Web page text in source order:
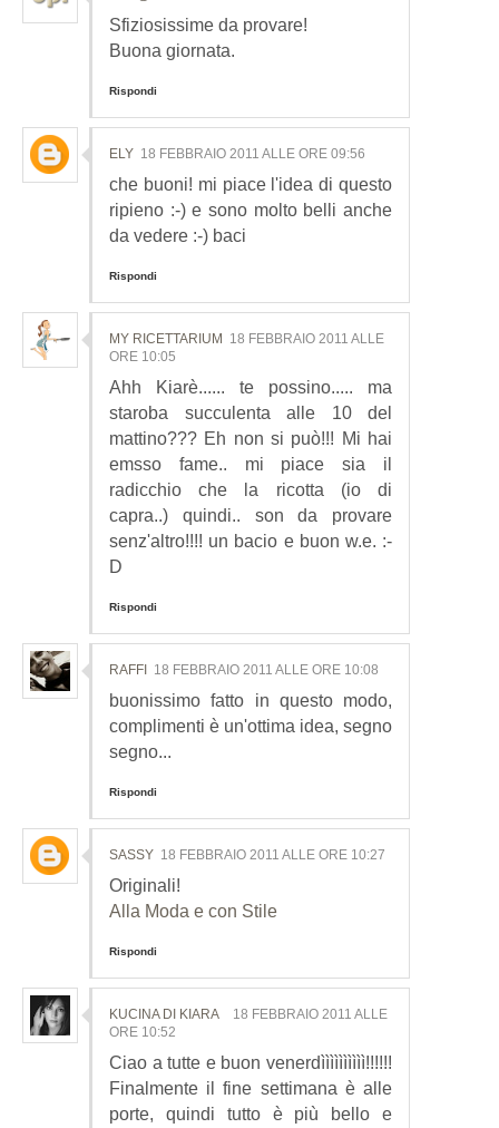
Sfiziosissime da provare!
Buona giornata.
Rispondi
ELY 18 FEBBRAIO 2011 ALLE ORE 09:56
che buoni! mi piace l'idea di questo
ripieno :-) e sono molto belli anche
da vedere :-) baci
Rispondi
MY RICETTARIUM
18 FEBBRAIO 2011 ALLE
ORE 10:05
Ahh Kiarè...... te possino..... ma
staroba succulenta alle 10 del
mattino??? Eh non si può!!! Mi hai
emsso fame.. mi piace sia il
radicchio che la ricotta (io di
capra..) quindi.. son da provare
senz'altro!!!! un bacio e buon w.e. :-
D
Rispondi
RAFFI 18 FEBBRAIO 2011 ALLE ORE 10:08
buonissimo fatto in questo modo,
complimenti è un'ottima idea, segno
segno...
Rispondi
SASSY 18 FEBBRAIO 2011 ALLE ORE 10:27
Originali!
Alla Moda e con Stile
Rispondi
KUCINA DI KIARA
18 FEBBRAIO 2011 ALLE
ORE 10:52
Ciao a tutte e buon venerdìììììììììì!!!!!!
Finalmente il fine settimana è alle
porte, quindi tutto è più bello e